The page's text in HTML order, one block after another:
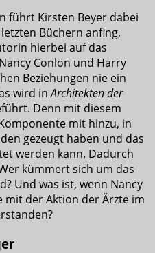
führt Kirsten Beyer dabei
Büchern anfing,
hierbei auf das
Conlon und Harry
Beziehungen nie ein
wird inArchitekten der
Denn mit diesem
mit hinzu, in
gezeugt haben und das
werden kann. Dadurch
kümmert sich um das
Und was ist, wenn Nancy
mit der Aktion der Ärzte im